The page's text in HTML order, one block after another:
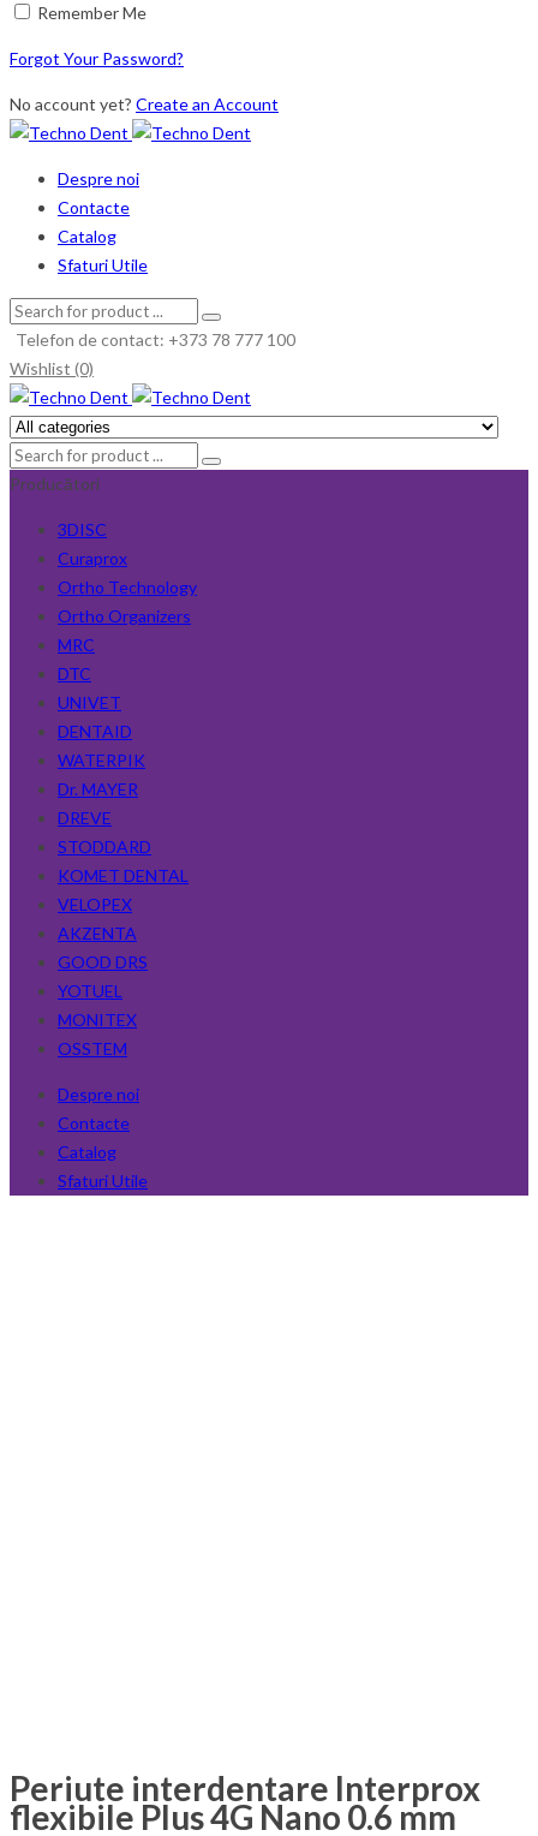
Remember Me
Forgot Your Password?
No account yet? Create an Account
Despre noi
Contacte
Catalog
Sfaturi Utile
Telefon de contact: +373 78 777 100
Wishlist (0)
Producători
3DISC
Curaprox
Ortho Technology
Ortho Organizers
MRC
DTC
UNIVET
DENTAID
WATERPIK
Dr. MAYER
DREVE
STODDARD
KOMET DENTAL
VELOPEX
AKZENTA
GOOD DRS
YOTUEL
MONITEX
OSSTEM
Despre noi
Contacte
Catalog
Sfaturi Utile
Periute interdentare Interprox
flexibile Plus 4G Nano 0.6 mm